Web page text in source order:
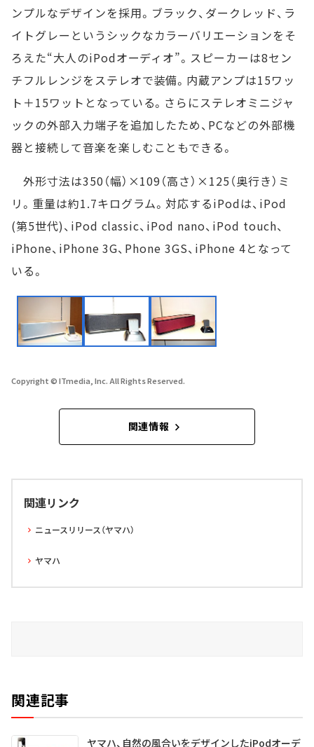
ンプルなデザインを採用。ブラック、ダークレッド、ラ
イトグレーというシックなカラーバリエーションをそ
ろえた“大人のiPodオーディオ”。スピーカーは8セン
チフルレンジをステレオで装備。内蔵アンプは15ワッ
ト＋15ワットとなっている。さらにステレオミニジャ
ックの外部入力端子を追加したため、PCなどの外部機
器と接続して音楽を楽しむこともできる。
外形寸法は350（幅）×109（高さ）×125（奥行き）ミ
リ。重量は約1.7キログラム。対応するiPodは、iPod
(第5世代)、iPod classic、iPod nano、iPod touch、
iPhone、iPhone 3G、Phone 3GS、iPhone 4となって
いる。
Copyright © ITmedia, Inc. All Rights Reserved.
関連情報
関連リンク
ニュースリリース（ヤマハ）
ヤマハ
関連記事
ヤマハ、自然の風合いをデザインしたiPodオーデ